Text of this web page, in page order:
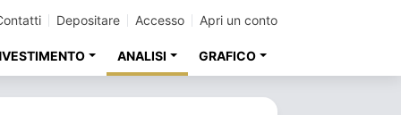
Depositare Accesso Apri un conto
ANALISI GRAFICO